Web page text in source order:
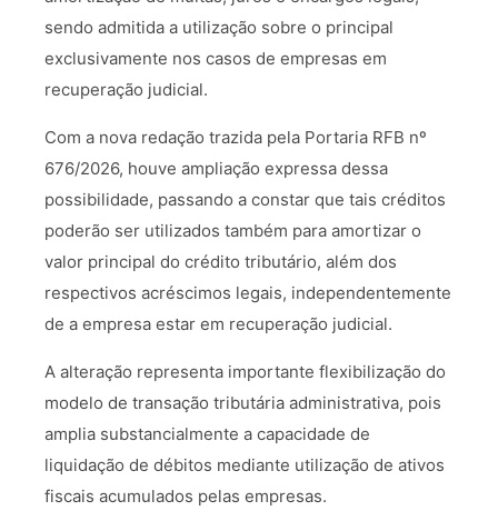
sendo admitida a utilização sobre o principal
exclusivamente nos casos de empresas em
recuperação judicial.
Com a nova redação trazida pela Portaria RFB nº
676/2026, houve ampliação expressa dessa
possibilidade, passando a constar que tais créditos
poderão ser utilizados também para amortizar o
valor principal do crédito tributário, além dos
respectivos acréscimos legais, independentemente
de a empresa estar em recuperação judicial.
A alteração representa importante flexibilização do
modelo de transação tributária administrativa, pois
amplia substancialmente a capacidade de
liquidação de débitos mediante utilização de ativos
fiscais acumulados pelas empresas.